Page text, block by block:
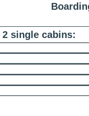
single cabins: